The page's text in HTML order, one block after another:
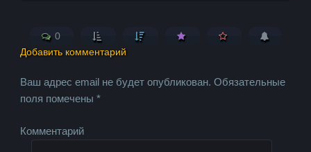
0
Добавить комментарий
Ваш адрес email не будет опубликован. Обязательные
поля помечены*
Комментарий